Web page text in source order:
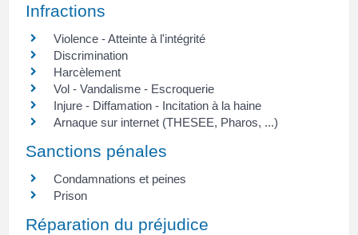
Infractions
Violence - Atteinte à l'intégrité
Discrimination
Harcèlement
Vol - Vandalisme - Escroquerie
Injure - Diffamation - Incitation à la haine
Arnaque sur internet (THESEE, Pharos, ...)
Sanctions pénales
Condamnations et peines
Prison
Réparation du préjudice